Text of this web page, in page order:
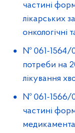
частині
лікарських
онкологічні
№ 061-1564/
потреби на
лікування
№ 061-1566/
частині